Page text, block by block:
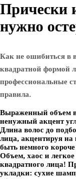
Прически
нужно
Как не ошибиться в
квадратной формой
профессиональные
правила.
Выраженный объем в
ненужный акцент
Длина волос до
лица, акцентируя
быть немного
Объем, хаос и
квадратного лица!
укладки: сухие